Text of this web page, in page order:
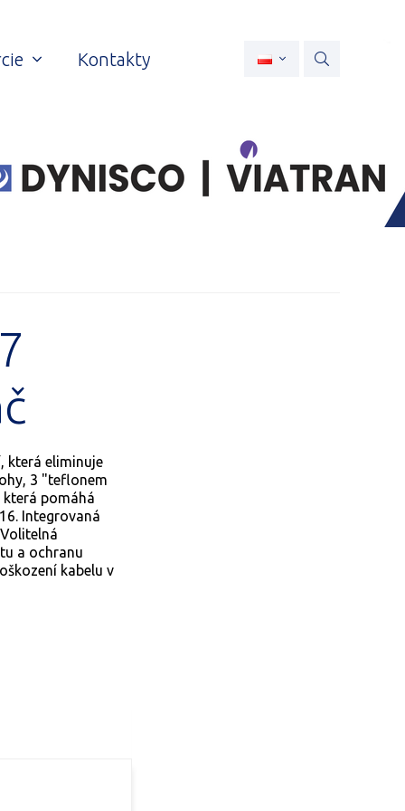
Kontakty
která eliminuje
3 "teflonem
pomáhá
Integrovaná
a ochranu
kabelu v